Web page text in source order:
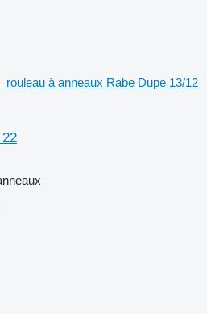
rouleau à anneaux Rabe Dupe 13/12